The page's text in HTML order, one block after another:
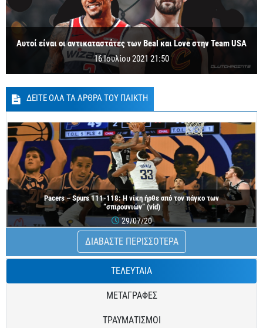
Αυτοί είναι οι αντικαταστάτες των Beal και Love στην Team USA
16 Ιουλίου 2021 21:50
ΔΕΙΤΕ ΟΛΑ ΤΑ ΑΡΘΡΑ ΤΟΥ ΠΑΙΚΤΗ
Pacers – Spurs 111-118: Η νίκη ήρθε από τον πάγκο των
“σπιρουνιών” (vid)
29/07/20
ΔΙΑΒΑΣΤΕ ΠΕΡΙΣΣΟΤΕΡΑ
ΤΕΛΕΥΤΑΙΑ
ΜΕΤΑΓΡΑΦΕΣ
ΤΡΑΥΜΑΤΙΣΜΟΙ